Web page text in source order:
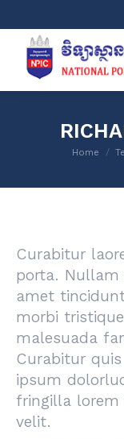
You
Home
Curabitur
porta.
amet
morbi
malesuada
Curabitur
ipsum
fringilla
velit.